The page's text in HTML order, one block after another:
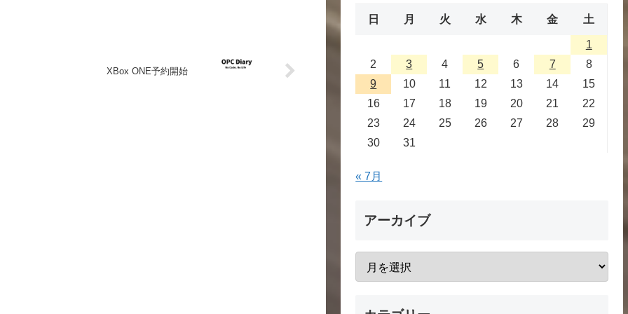
XBox ONE予約開始
日 月 火 水 木 金 土
1
2
3 4 5 6 7
8
9
10 11 12 13 14
15
16
17 18 19 20 21
22
23
24 25 26 27 28
29
30
31
« 7月
アーカイブ